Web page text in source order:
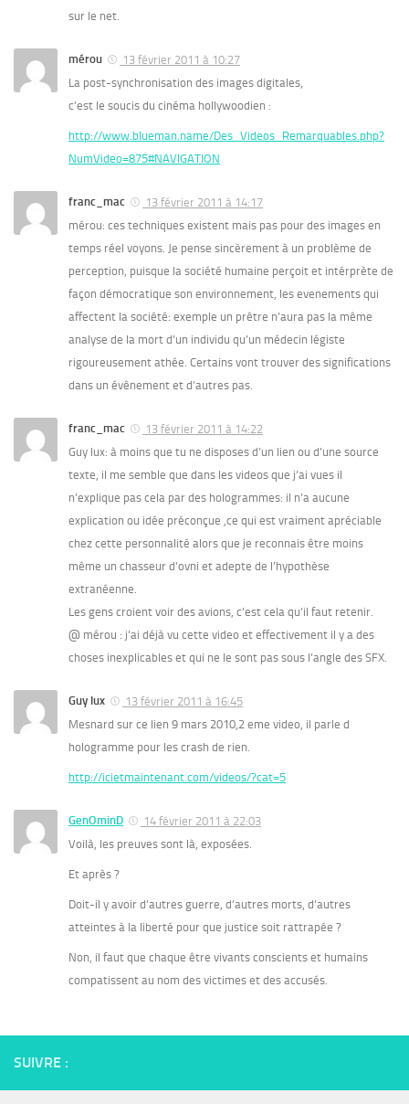
sur le net.
mérou
13 février 2011 à 10:27
La post-synchronisation des images digitales,
c’est le soucis du cinéma hollywoodien :
http://www.blueman.name/Des_Videos_Remarquables.php?
NumVideo=875#NAVIGATION
franc_mac
13 février 2011 à 14:17
mérou: ces techniques existent mais pas pour des images en
temps réel voyons. Je pense sincèrement à un problème de
perception, puisque la société humaine perçoit et intérprète de
façon démocratique son environnement, les evenements qui
affectent la société: exemple un prêtre n’aura pas la même
analyse de la mort d’un individu qu’un médecin légiste
rigoureusement athée. Certains vont trouver des significations
dans un évênement et d’autres pas.
franc_mac
13 février 2011 à 14:22
Guy lux: à moins que tu ne disposes d’un lien ou d’une source
texte, il me semble que dans les videos que j’ai vues il
n’explique pas cela par des hologrammes: il n’a aucune
explication ou idée préconçue ,ce qui est vraiment apréciable
chez cette personnalité alors que je reconnais être moins
même un chasseur d’ovni et adepte de l’hypothèse
extranéenne.
Les gens croient voir des avions, c’est cela qu’il faut retenir.
@ mérou : j’ai déjà vu cette video et effectivement il y a des
choses inexplicables et qui ne le sont pas sous l’angle des SFX.
Guy lux
13 février 2011 à 16:45
Mesnard sur ce lien 9 mars 2010,2 eme video, il parle d
hologramme pour les crash de rien.
http://icietmaintenant.com/videos/?cat=5
GenOminD
14 février 2011 à 22:03
Voilà, les preuves sont là, exposées.
Et après ?
Doit-il y avoir d’autres guerre, d’autres morts, d’autres
atteintes à la liberté pour que justice soit rattrapée ?
Non, il faut que chaque être vivants conscients et humains
compatissent au nom des victimes et des accusés.
SUIVRE :